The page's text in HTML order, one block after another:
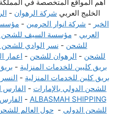
أهم المواقع المتخصصة في المملكة
الخليج العربيشركة الرهوان-
الخير- شركة انوار الحرمين-مؤسسة
العربي -مؤسسة السيف للشحن
للشحن-نسر الوادي للشحن
للشحن-الرهوان للشحن-اعمار
بريق كليين للخدمات المنزلية -بريق
بريق كلين للخدمات المنزلية -النسر
للشحن الدولي بالإمارات -الفارس
ALBASMAH SHIPPING
-الفارس
للشحن الدولي- حول العالم للشحن